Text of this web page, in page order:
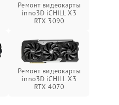
Ремонт видеокарты
inno3D iCHILL X3
RTX 3090
Ремонт видеокарты
inno3D iCHILL X3
RTX 4070